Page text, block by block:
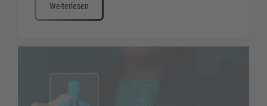
Weiterlesen